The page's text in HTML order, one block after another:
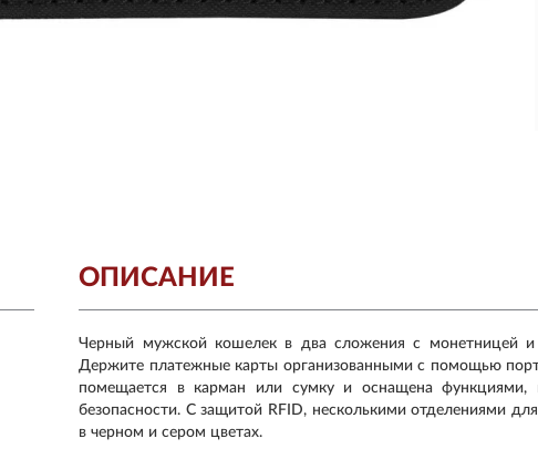
ОПИСАНИЕ
Черный мужской кошелек в два сложения с монетницей и
Держите платежные карты организованными с помощью
помещается в карман или сумку и оснащена
безопасности. С защитой RFID, несколькими отделениями
в черном и сером цветах.